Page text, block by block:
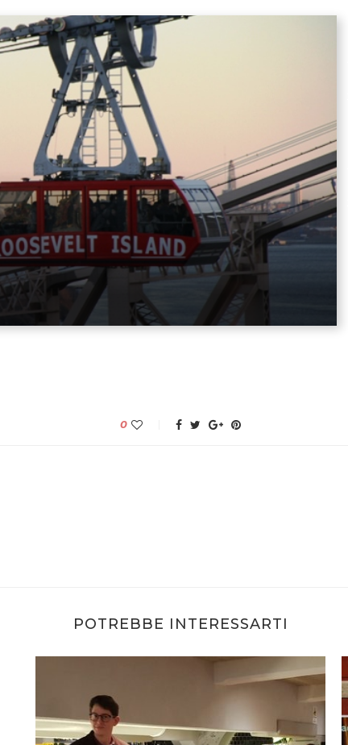
0
POTREBBE INTERESSARTI